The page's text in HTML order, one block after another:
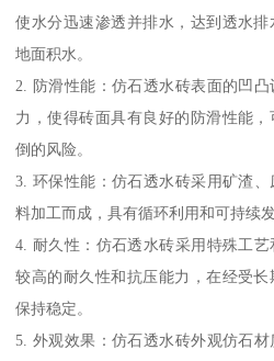
使水分迅速渗透并排水，达到透水
地面积水。
2. 防滑性能：仿石透水砖表面的凹
力，使得砖面具有良好的防滑性能
倒的风险。
3. 环保性能：仿石透水砖采用矿渣
料加工而成，具有循环利用和可持续
4. 耐久性：仿石透水砖采用特殊工
较高的耐久性和抗压能力，在经受
保持稳定。
5. 外观效果：仿石透水砖外观仿石